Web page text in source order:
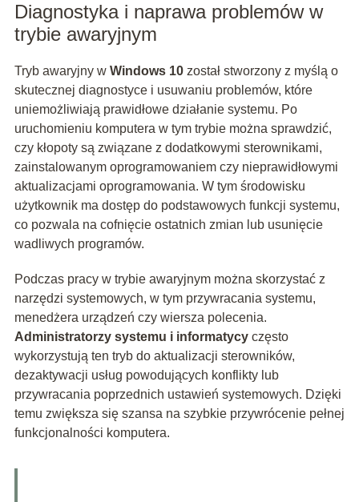
Diagnostyka i naprawa problemów w
trybie awaryjnym
Tryb awaryjny w Windows 10został stworzony z myślą o
skutecznej diagnostyce i usuwaniu problemów, które
uniemożliwiają prawidłowe działanie systemu. Po
uruchomieniu komputera w tym trybie można sprawdzić,
czy kłopoty są związane z dodatkowymi sterownikami,
zainstalowanym oprogramowaniem czy nieprawidłowymi
aktualizacjami oprogramowania. W tym środowisku
użytkownik ma dostęp do podstawowych funkcji systemu,
co pozwala na cofnięcie ostatnich zmian lub usunięcie
wadliwych programów.
Podczas pracy w trybie awaryjnym można skorzystać z
narzędzi systemowych, w tym przywracania systemu,
menedżera urządzeń czy wiersza polecenia.
Administratorzy systemu i informatycyczęsto
wykorzystują ten tryb do aktualizacji sterowników,
dezaktywacji usług powodujących konflikty lub
przywracania poprzednich ustawień systemowych. Dzięki
temu zwiększa się szansa na szybkie przywrócenie pełnej
funkcjonalności komputera.